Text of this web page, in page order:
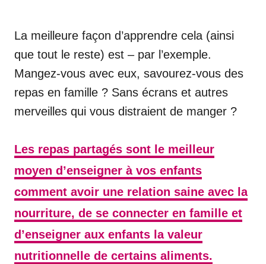
La meilleure façon d’apprendre cela (ainsi
que tout le reste) est – par l’exemple.
Mangez-vous avec eux, savourez-vous des
repas en famille ? Sans écrans et autres
merveilles qui vous distraient de manger ?
Les repas partagés sont le meilleur
moyen d’enseigner à vos enfants
comment avoir une relation saine avec la
nourriture, de se connecter en famille et
d’enseigner aux enfants la valeur
nutritionnelle de certains aliments.